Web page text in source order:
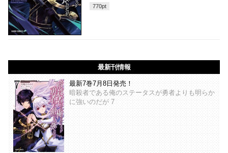
770pt
最新刊情報
最新7巻7月8日発売！
暗殺者である俺のステータスが勇者よりも明らか
に強いのだが 7